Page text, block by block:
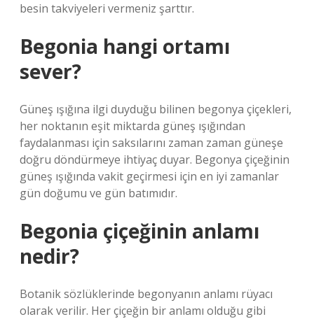
besin takviyeleri vermeniz şarttır.
Begonia hangi ortamı
sever?
Güneş ışığına ilgi duyduğu bilinen begonya çiçekleri,
her noktanın eşit miktarda güneş ışığından
faydalanması için saksılarını zaman zaman güneşe
doğru döndürmeye ihtiyaç duyar. Begonya çiçeğinin
güneş ışığında vakit geçirmesi için en iyi zamanlar
gün doğumu ve gün batımıdır.
Begonia çiçeğinin anlamı
nedir?
Botanik sözlüklerinde begonyanın anlamı rüyacı
olarak verilir. Her çiçeğin bir anlamı olduğu gibi